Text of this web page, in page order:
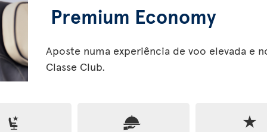
Premium Economy
Aposte numa experiência de voo elevada e
Classe Club.